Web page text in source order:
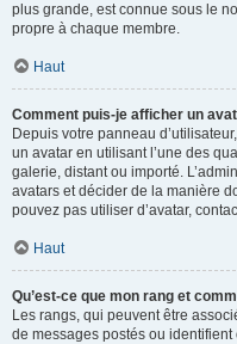
plus grande, est connue sous le
propre à chaque membre.
Haut
Comment puis-je afficher un
Depuis votre panneau
un avatar en utilisant l’une des
galerie, distant ou importé.
avatars et décider de la manière
pouvez pas utiliser d’avatar,
Haut
Qu’est-ce que mon rang et
Les rangs, qui peuvent être
de messages postés ou